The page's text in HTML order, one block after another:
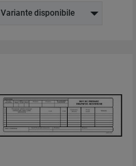
Variante disponibile